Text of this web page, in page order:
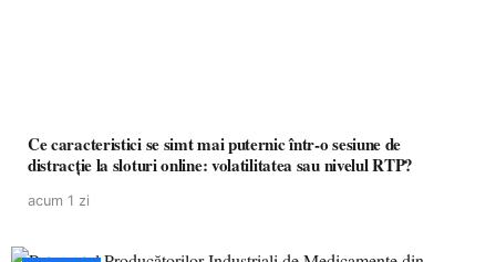
Ce caracteristici se simt mai puternic într-o sesiune de
distracție la sloturi online: volatilitatea sau nivelul RTP?
acum 1 zi